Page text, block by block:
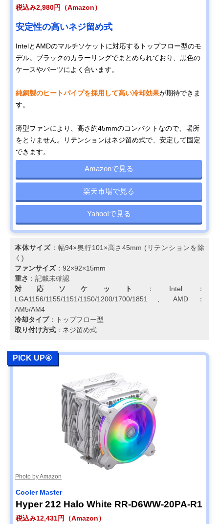
税込み2,980円（Amazon）
安定性の高いネジ留め式
IntelとAMDのマルチソケットに対応するトップフロー型のモ
デル。ブラックのカラーリングでまとめられており、黒色の
ケースやパーツによく合います。
純銅製のヒートパイプを採用して高い冷却効果が期待できま
す。
薄型ファンにより、高さ約45mmのコンパクトなので、場所
をとりません。リテンションはネジ留め式で、安定して固定
できます。
Amazonで見る
楽天市場で見る
Yahoo!で見る
本体サイズ：幅94×奥行101×高さ45mm (リテンションを除
く)
ファンサイズ：92×92×15mm
重さ ：記載未確認
対応ソケット
：Intel：
LGA1156/1155/1151/1150/1200/1700/1851、AMD：
AM5/AM4
冷却タイプ：トップフロー型
取り付け方式 ：ネジ留め式
PICK UP④
Photo by Amazon
Cooler Master
Hyper 212 Halo White RR-D6WW-20PA-R1
税込み12,431円（Amazon）